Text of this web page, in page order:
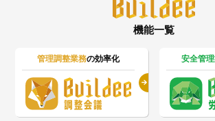
機能一覧
管理調整業務の効率化 安全管